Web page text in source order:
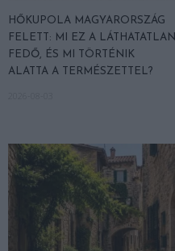
HŐKUPOLA MAGYARORSZÁG
FELETT: MI EZ A LÁTHATATLAN
FEDŐ, ÉS MI TÖRTÉNIK
ALATTA A TERMÉSZETTEL?